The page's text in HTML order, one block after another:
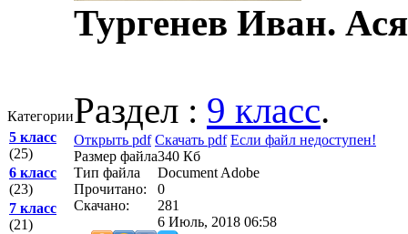
Категории
5 класс
(25)
6 класс
(23)
7 класс
(21)
Тургенев Иван.
Раздел : 9 класс.
Открыть pdf Скачать pdf Если файл недоступен!
Размер файла340 Кб
Тип файла
Document Adobe
Прочитано:
0
Скачано:
281
6 Июль, 2018 06:58